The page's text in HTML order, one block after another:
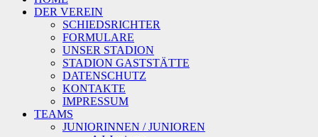
DER VEREIN
SCHIEDSRICHTER
FORMULARE
UNSER STADION
STADION GASTSTÄTTE
DATENSCHUTZ
KONTAKTE
IMPRESSUM
TEAMS
JUNIORINNEN / JUNIOREN